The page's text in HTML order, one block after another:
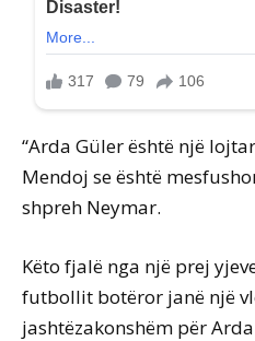
“Arda Güler është një
Mendoj se është
shpreh Neymar.
Këto fjalë nga një prej
futbollit botëror janë një
jashtëzakonshëm për